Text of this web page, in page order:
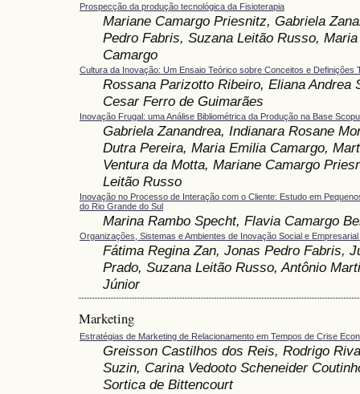
Prospecção da produção tecnológica da Fisioterapia
Mariane Camargo Priesnitz, Gabriela
Pedro Fabris, Suzana Leitão Russo,
Camargo
Cultura da Inovação: Um Ensaio Teórico sobre Conceitos e Definições
Rossana Parizotto Ribeiro, Eliana Andrea
Cesar Ferro de Guimarães
Inovação Frugal: uma Análise Bibliométrica da Produção na Base
Gabriela Zanandrea, Indianara Rosane
Dutra Pereira, Maria Emilia Camargo,
Ventura da Motta, Mariane Camargo
Leitão Russo
Inovação no Processo de Interação com o Cliente: Estudo em
do Rio Grande do Sul
Marina Rambo Specht, Flavia Camargo
Organizações, Sistemas e Ambientes de Inovação Social e
Fátima Regina Zan, Jonas Pedro Fabris,
Prado, Suzana Leitão Russo, Antônio
Júnior
Marketing
Estratégias de Marketing de Relacionamento em Tempos de Crise
Greisson Castilhos dos Reis, Rodrigo
Suzin, Carina Vedooto Scheneider
Sortica de Bittencourt